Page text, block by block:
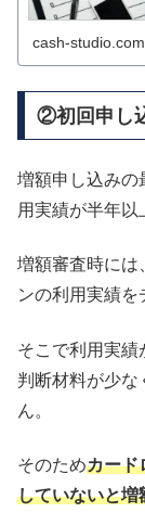
cash-studio.com
②初回申し
増額申し込みの
用実績が半年以
増額審査時には
ンの利用実績を
そこで利用実績
判断材料が少な
ん。
そのためカード
していないと増